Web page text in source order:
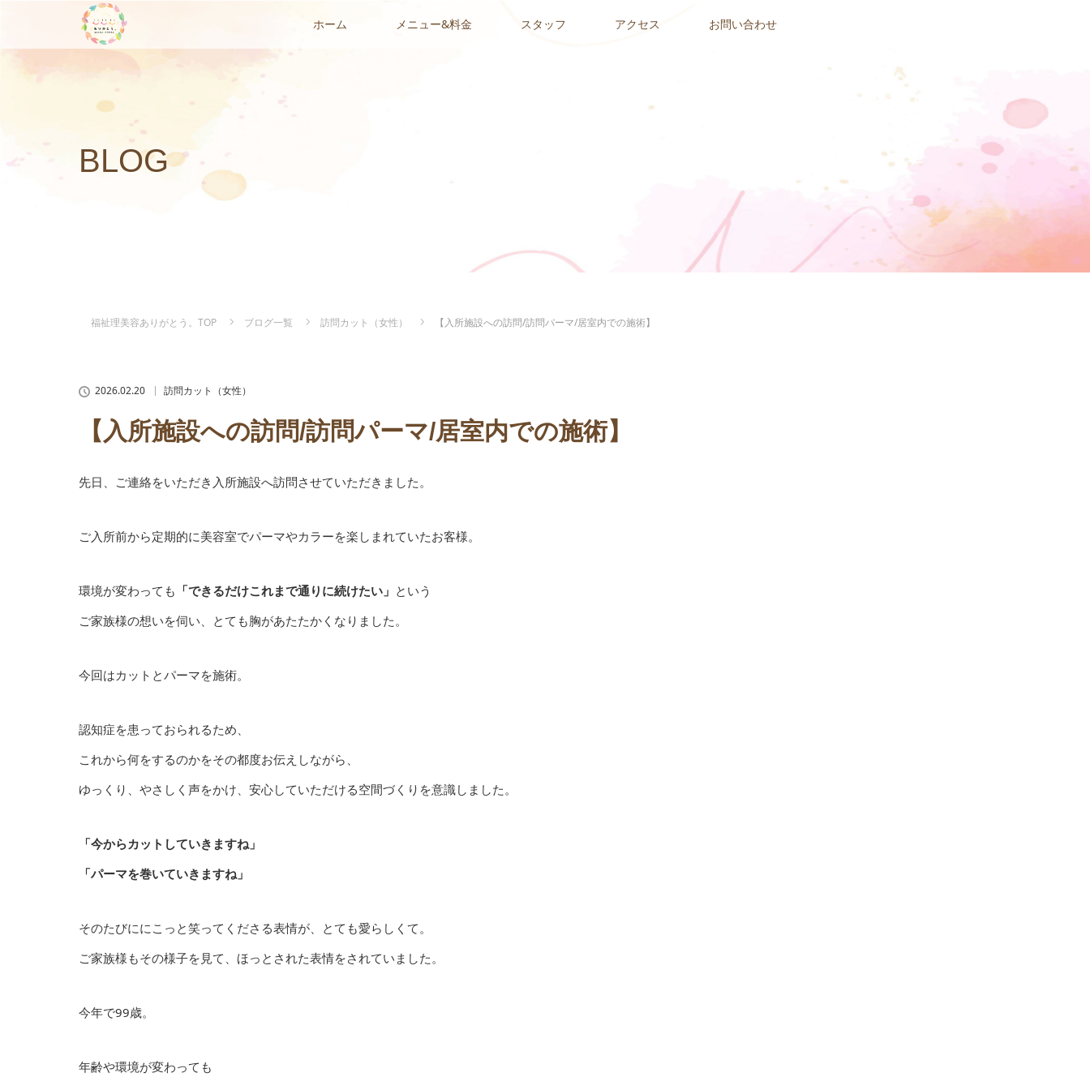
ホーム メニュー&料金 スタッフ アクセス お問い合わせ
BLOG
福祉理美容ありがとう。TOP ブログ一覧 訪問カット（女性） 【入所施設への訪問/訪問パーマ/居室内での施術】
2026.02.20 訪問カット（女性）
【入所施設への訪問/訪問パーマ/居室内での施術】
先日、ご連絡をいただき入所施設へ訪問させていただきました。
ご入所前から定期的に美容室でパーマやカラーを楽しまれていたお客様。
環境が変わっても 「できるだけこれまで通りに続けたい」 という
ご家族様の想いを伺い、とても胸があたたかくなりました。
今回はカットとパーマを施術。
認知症を患っておられるため、
これから何をするのかをその都度お伝えしながら、
ゆっくり、やさしく声をかけ、安心していただける空間づくりを意識しました。
「今からカットしていきますね」
「パーマを巻いていきますね」
そのたびににこっと笑ってくださる表情が、とても愛らしくて。
ご家族様もその様子を見て、ほっとされた表情をされていました。
今年で99歳。
年齢や環境が変わっても